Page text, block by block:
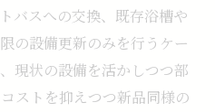
バスへの交換、既存浴槽や
の設備更新のみを行うケー
現状の設備を活かしつつ部
ストを抑えつつ新品同様の